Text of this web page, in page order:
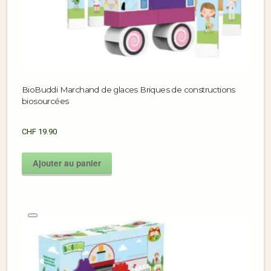
BioBuddi Marchand de glaces Briques de constructions
biosourcées
CHF 19.90
Ajouter au panier